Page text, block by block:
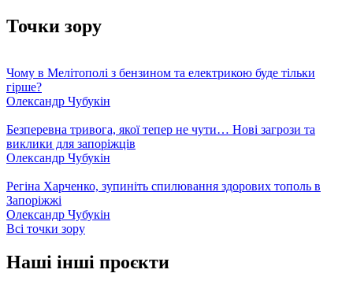
Точки зору
Чому в Мелітополі з бензином та електрикою буде тільки
гірше?
Олександр Чубукін
Безперевна тривога, якої тепер не чути… Нові загрози та
виклики для запоріжців
Олександр Чубукін
Регіна Харченко, зупиніть спилювання здорових тополь в
Запоріжжі
Олександр Чубукін
Всі точки зору
Наші інші проєкти